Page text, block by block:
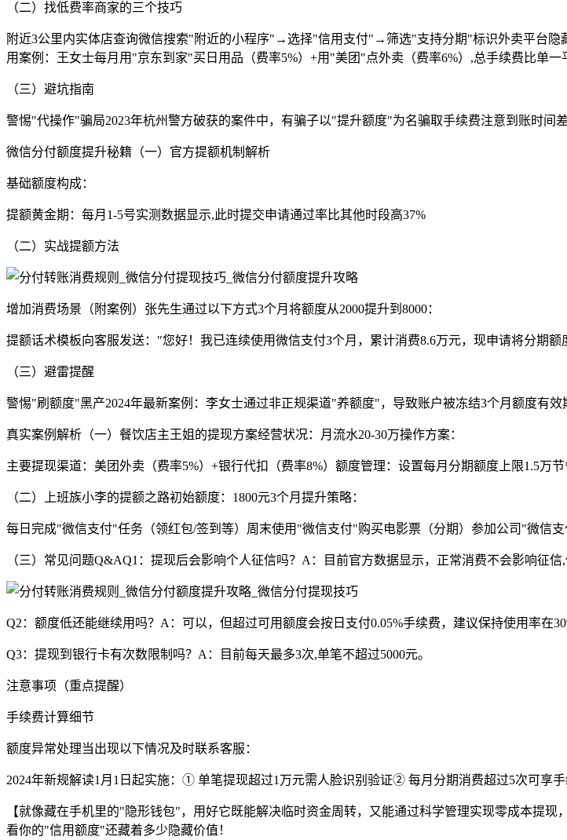
（二）找低费率商家的三个技巧
附近3公里内实体店查询微信搜索"附近的小程序"→选择"信用支付"→筛选"支持分期"标识外卖平台
用案例：王女士每月用"京东到家"买日用品（费率5%）+用"美团"点外卖（费率6%）,总手续费比单一
（三）避坑指南
警惕"代操作"骗局2023年杭州警方破获的案件中，有骗子以"提升额度"为名骗取手续费注意到账时间
微信分付额度提升秘籍（一）官方提额机制解析
基础额度构成：
提额黄金期：每月1-5号实测数据显示,此时提交申请通过率比其他时段高37%
（二）实战提额方法
增加消费场景（附案例）张先生通过以下方式3个月将额度从2000提升到8000：
提额话术模板向客服发送："您好！我已连续使用微信支付3个月，累计消费8.6万元，现申请将分期
（三）避雷提醒
警惕"刷额度"黑产2024年最新案例：李女士通过非正规渠道"养额度"，导致账户被冻结3个月额度有
真实案例解析（一）餐饮店主王姐的提现方案经营状况：月流水20-30万操作方案：
主要提现渠道：美团外卖（费率5%）+银行代扣（费率8%）额度管理：设置每月分期额度上限1.5万
（二）上班族小李的提额之路初始额度：1800元3个月提升策略：
每日完成"微信支付"任务（领红包/签到等）周末使用"微信支付"购买电影票（分期）参加公司"微信支
（三）常见问题Q&AQ1：提现后会影响个人征信吗？A：目前官方数据显示，正常消费不会影响征信,
Q2：额度低还能继续用吗？A：可以，但超过可用额度会按日支付0.05%手续费，建议保持使用率在
Q3：提现到银行卡有次数限制吗？A：目前每天最多3次,单笔不超过5000元。
注意事项（重点提醒）
手续费计算细节
额度异常处理当出现以下情况及时联系客服：
2024年新规解读1月1日起实施：① 单笔提现超过1万元需人脸识别验证② 每月分期消费超过5次可享
【就像藏在手机里的"隐形钱包"，用好它既能解决临时资金周转，又能通过科学管理实现零成本提
看你的"信用额度"还藏着多少隐藏价值！